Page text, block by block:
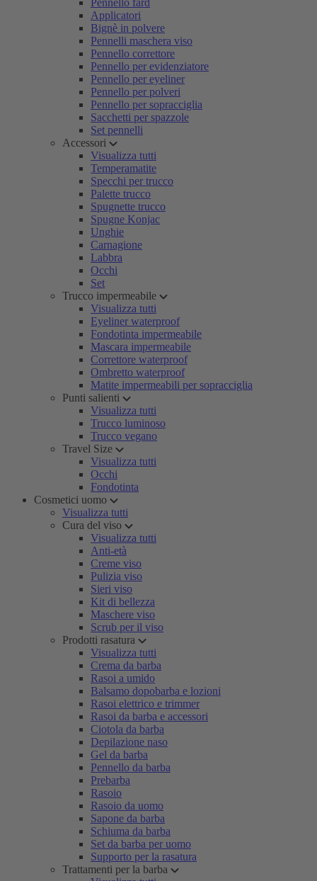
Pennello fard
Applicatori
Bignè in polvere
Pennelli maschera viso
Pennello correttore
Pennello per evidenziatore
Pennello per eyeliner
Pennello per polveri
Pennello per sopracciglia
Sacchetti per spazzole
Set pennelli
Accessori
Visualizza tutti
Temperamatite
Specchi per trucco
Palette trucco
Spugnette trucco
Spugne Konjac
Unghie
Carnagione
Labbra
Occhi
Set
Trucco impermeabile
Visualizza tutti
Eyeliner waterproof
Fondotinta impermeabile
Mascara impermeabile
Correttore waterproof
Ombretto waterproof
Matite impermeabili per sopracciglia
Punti salienti
Visualizza tutti
Trucco luminoso
Trucco vegano
Travel Size
Visualizza tutti
Occhi
Fondotinta
Cosmetici uomo
Visualizza tutti
Cura del viso
Visualizza tutti
Anti-età
Creme viso
Pulizia viso
Sieri viso
Kit di bellezza
Maschere viso
Scrub per il viso
Prodotti rasatura
Visualizza tutti
Crema da barba
Rasoi a umido
Balsamo dopobarba e lozioni
Rasoi elettrico e trimmer
Rasoi da barba e accessori
Ciotola da barba
Depilazione naso
Gel da barba
Pennello da barba
Prebarba
Rasoio
Rasoio da uomo
Sapone da barba
Schiuma da barba
Set da barba per uomo
Supporto per la rasatura
Trattamenti per la barba